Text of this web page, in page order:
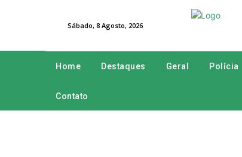
Sábado, 8 Agosto, 2026
Home Destaques Geral Polícia
Contato